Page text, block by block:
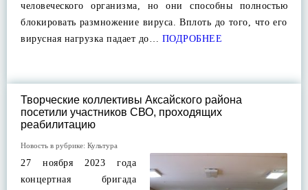
человеческого организма, но они способны полностью
блокировать размножение вируса. Вплоть до того, что его
вирусная нагрузка падает до… ПОДРОБНЕЕ
Творческие коллективы Аксайского района
посетили участников СВО, проходящих
реабилитацию
Новость в рубрике: Культура
27 ноября 2023 года
концертная бригада